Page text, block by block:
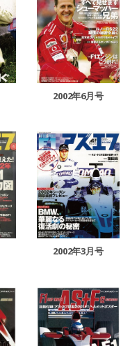
2002年6月号
2002年3月号